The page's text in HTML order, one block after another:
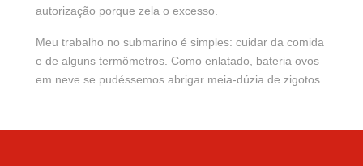
autorização porque zela o excesso.
Meu trabalho no submarino é simples: cuidar da comida
e de alguns termômetros. Como enlatado, bateria ovos
em neve se pudéssemos abrigar meia-dúzia de zigotos.